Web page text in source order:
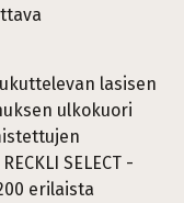
lasisen
ulkokuori
SELECT -
erilaista